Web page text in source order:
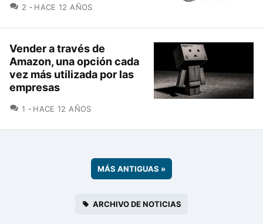
2 COMENTARIOS
HACE 12 AÑOS
Vender a través de
Amazon, una opción cada
vez más utilizada por las
empresas
1 COMENTARIOS
HACE 12 AÑOS
MÁS ANTIGUAS »
ARCHIVO DE NOTICIAS